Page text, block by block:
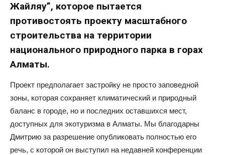
Жайляу”, которое пытается
противостоять проекту масштабного
строительства на территории
национального природного парка в горах
Алматы.
Проект предполагает застройку не просто заповедной
зоны, которая сохраняет климатический и природный
баланс в городе, но и последних оставшихся мест,
доступных для экотуризма в Алматы. Мы благодарны
Дмитрию за разрешение опубликовать полностью его
речь, с которой он выступил на недавней конференции